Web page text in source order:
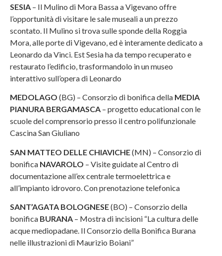
SESIA – Il Mulino di Mora Bassa a Vigevano offre
l’opportunità di visitare le sale museali a un prezzo
scontato. Il Mulino si trova sulle sponde della Roggia
Mora, alle porte di Vigevano, ed è interamente dedicato a
Leonardo da Vinci. Est Sesia ha da tempo recuperato e
restaurato l’edificio, trasformandolo in un museo
interattivo sull’opera di Leonardo
MEDOLAGO (BG) – Consorzio di bonifica della MEDIA
PIANURA BERGAMASCA – progetto educational con le
scuole del comprensorio presso il centro polifunzionale
Cascina San Giuliano
SAN MATTEO DELLE CHIAVICHE(MN) – Consorzio di
bonifica NAVAROLO – Visite guidate al Centro di
documentazione all’ex centrale termoelettrica e
all’impianto idrovoro. Con prenotazione telefonica
SANT’AGATA BOLOGNESE(BO) – Consorzio della
bonifica BURANA – Mostra di incisioni “La cultura delle
acque mediopadane. Il Consorzio della Bonifica Burana
nelle illustrazioni di Maurizio Boiani”